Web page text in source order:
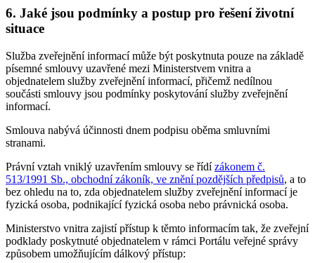
6. Jaké jsou podmínky a postup pro řešení životní
situace
Služba zveřejnění informací může být poskytnuta pouze na základě
písemné smlouvy uzavřené mezi Ministerstvem vnitra a
objednatelem služby zveřejnění informací, přičemž nedílnou
součásti smlouvy jsou podmínky poskytování služby zveřejnění
informací.
Smlouva nabývá účinnosti dnem podpisu oběma smluvními
stranami.
Právní vztah vniklý uzavřením smlouvy se řídízákonem č.
513/1991 Sb., obchodní zákoník, ve znění pozdějších předpisů, a to
bez ohledu na to, zda objednatelem služby zveřejnění informací je
fyzická osoba, podnikající fyzická osoba nebo právnická osoba.
Ministerstvo vnitra zajistí přístup k těmto informacím tak, že zveřejní
podklady poskytnuté objednatelem v rámci Portálu veřejné správy
způsobem umožňujícím dálkový přístup: